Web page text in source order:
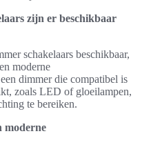
zijn er beschikbaar
schakelaars beschikbaar,
moderne
dimmer die compatibel is
zoals LED of gloeilampen,
te bereiken.
moderne